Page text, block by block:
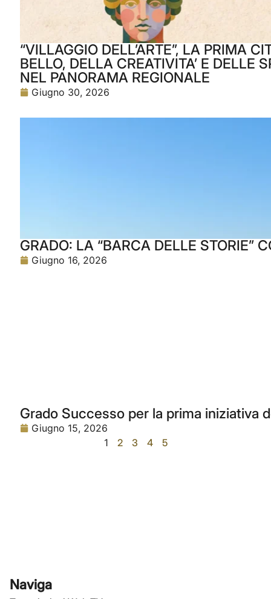
“VILLAGGIO DELL’ARTE”, LA PRIMA
BELLO, DELLA CREATIVITA’ E DELLE
NEL PANORAMA REGIONALE
Giugno 30, 2026
GRADO: LA “BARCA DELLE STORIE”
Giugno 16, 2026
Grado Successo per la prima iniziativa
Giugno 15, 2026
1
2 3 4 5
Naviga